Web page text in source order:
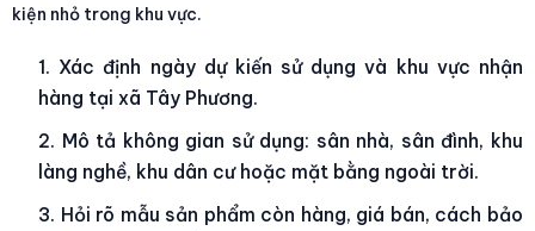
kiện nhỏ trong khu vực.
Xác định ngày dự kiến sử dụng và khu vực nhận
hàng tại xã Tây Phương.
Mô tả không gian sử dụng: sân nhà, sân đình, khu
làng nghề, khu dân cư hoặc mặt bằng ngoài trời.
Hỏi rõ mẫu sản phẩm còn hàng, giá bán, cách bảo